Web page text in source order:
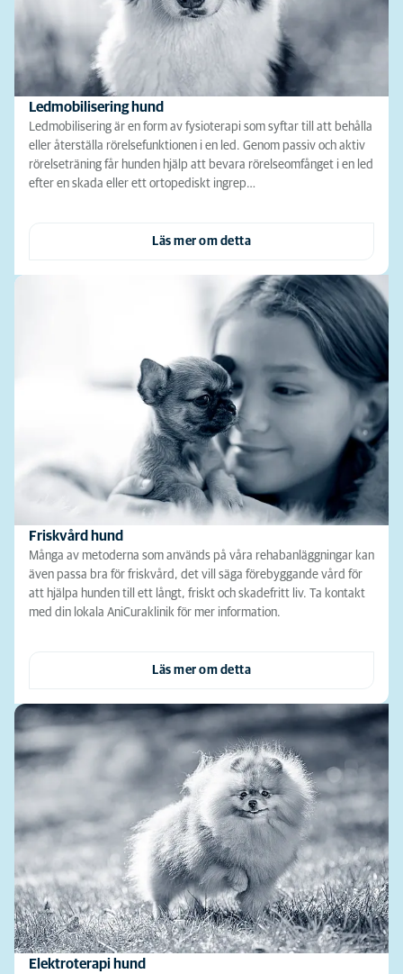
Ledmobilisering hund
Ledmobilisering är en form av fysioterapi som syftar till att behålla
eller återställa rörelsefunktionen i en led. Genom passiv och aktiv
rörelseträning får hunden hjälp att bevara rörelseomfånget i en led
efter en skada eller ett ortopediskt ingrep…
Läs mer om detta
Friskvård hund
Många av metoderna som används på våra rehabanläggningar kan
även passa bra för friskvård, det vill säga förebyggande vård för
att hjälpa hunden till ett långt, friskt och skadefritt liv. Ta kontakt
med din lokala AniCuraklinik för mer information.
Läs mer om detta
Elektroterapi hund